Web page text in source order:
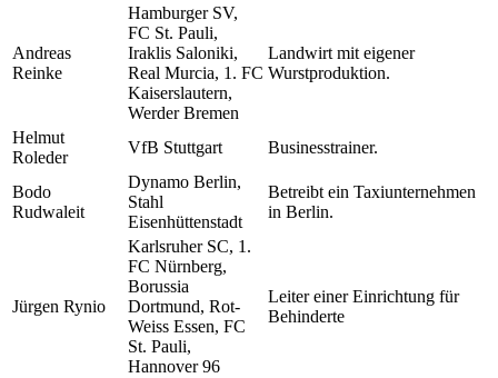
Andreas
Reinke
Hamburger SV,
FC St. Pauli,
Iraklis Saloniki,
Real Murcia, 1. FC
Kaiserslautern,
Werder Bremen
Landwirt mit eigener
Wurstproduktion.
Helmut
Roleder
VfB Stuttgart Businesstrainer.
Bodo
Rudwaleit
Dynamo Berlin,
Stahl
Eisenhüttenstadt
Betreibt ein Taxiunternehmen
in Berlin.
Jürgen Rynio
Karlsruher SC, 1.
FC Nürnberg,
Borussia
Dortmund, Rot-
Weiss Essen, FC
St. Pauli,
Hannover 96
Leiter einer Einrichtung für
Behinderte